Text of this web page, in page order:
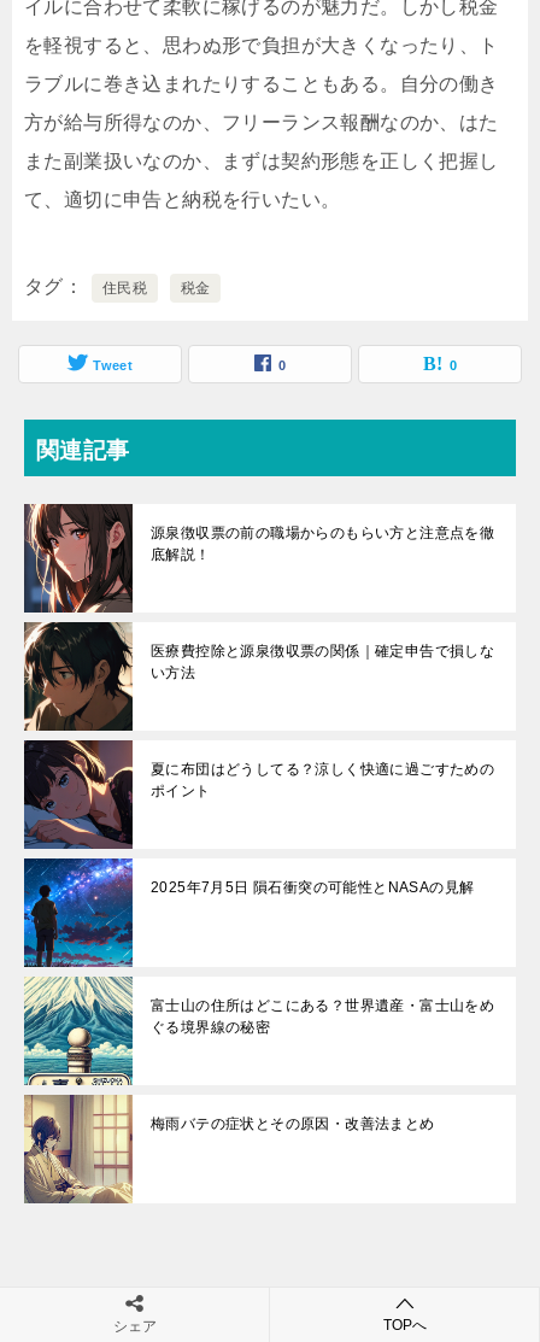
イルに合わせて柔軟に稼げるのが魅力だ。しかし税金
を軽視すると、思わぬ形で負担が大きくなったり、ト
ラブルに巻き込まれたりすることもある。自分の働き
方が給与所得なのか、フリーランス報酬なのか、はた
また副業扱いなのか、まずは契約形態を正しく把握し
て、適切に申告と納税を行いたい。
タグ 住民税 税金
Tweet 0 0
関連記事
源泉徴収票の前の職場からのもらい方と注意点を徹
底解説！
医療費控除と源泉徴収票の関係｜確定申告で損しな
い方法
夏に布団はどうしてる？涼しく快適に過ごすための
ポイント
2025年7月5日 隕石衝突の可能性とNASAの見解
富士山の住所はどこにある？世界遺産・富士山をめ
ぐる境界線の秘密
梅雨バテの症状とその原因・改善法まとめ
シェア TOPへ